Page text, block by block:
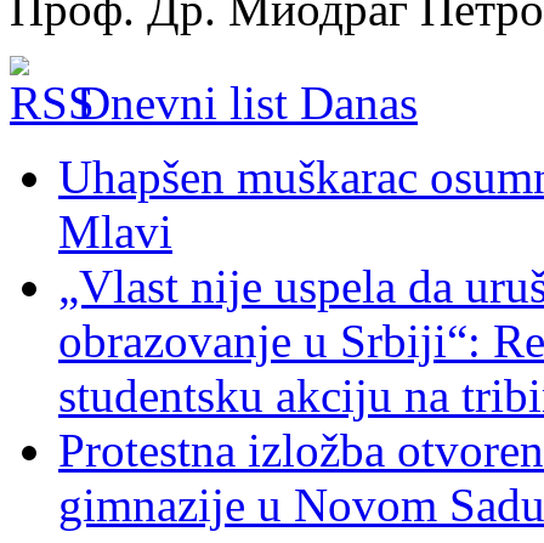
Dnevni list Danas
Uhapšen muškarac
Mlavi
„Vlast nije uspela da
obrazovanje u Srbiji“:
studentsku akciju na
Protestna izložba
gimnazije u Novom Sadu